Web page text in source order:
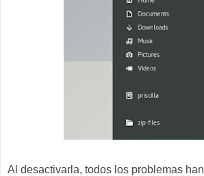
Al desactivarla, todos los problemas